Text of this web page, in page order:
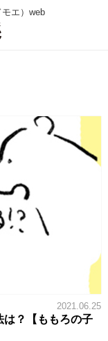
エ）web
2021.06.25
は？【ももろの子